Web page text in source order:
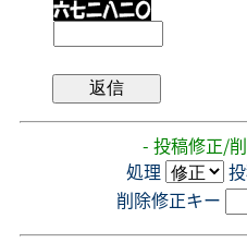
- 投稿修正/
処理
削除修正キー